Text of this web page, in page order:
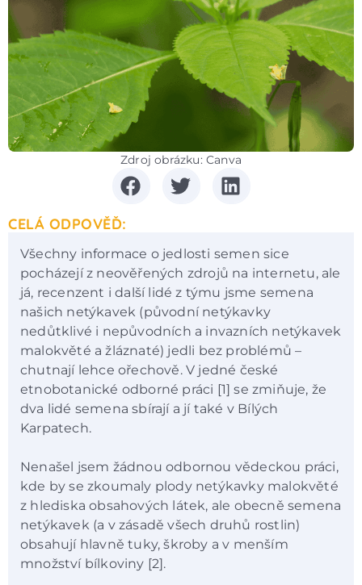
Zdroj obrázku: Canva
CELÁ ODPOVĚĎ:
Všechny informace o jedlosti semen sice
pocházejí z neověřených zdrojů na internetu, ale
já, recenzent i další lidé z týmu jsme semena
našich netýkavek (původní netýkavky
nedůtklivé i nepůvodních a invazních netýkavek
malokvěté a žláznaté) jedli bez problémů –
chutnají lehce ořechově. V jedné české
etnobotanické odborné práci [1] se zmiňuje, že
dva lidé semena sbírají a jí také v Bílých
Karpatech.
Nenašel jsem žádnou odbornou vědeckou práci,
kde by se zkoumaly plody netýkavky malokvěté
z hlediska obsahových látek, ale obecně semena
netýkavek (a v zásadě všech druhů rostlin)
obsahují hlavně tuky, škroby a v menším
množství bílkoviny [2].